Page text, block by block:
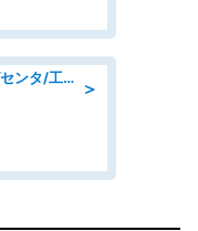
＞
機械加工スタッフ・マシニングセンタ/工業系卒歓迎/未経験OK/急募/学歴不問/土日祝休みあり